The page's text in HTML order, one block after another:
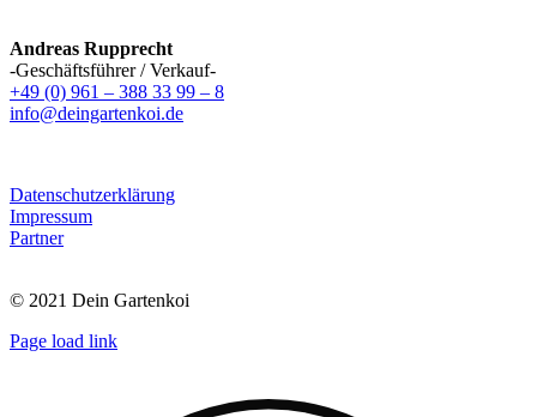
Andreas Rupprecht
-Geschäftsführer / Verkauf-
+49 (0) 961 – 388 33 99 – 8
info@deingartenkoi.de
Datenschutzerklärung
Impressum
Partner
© 2021 Dein Gartenkoi
Page load link